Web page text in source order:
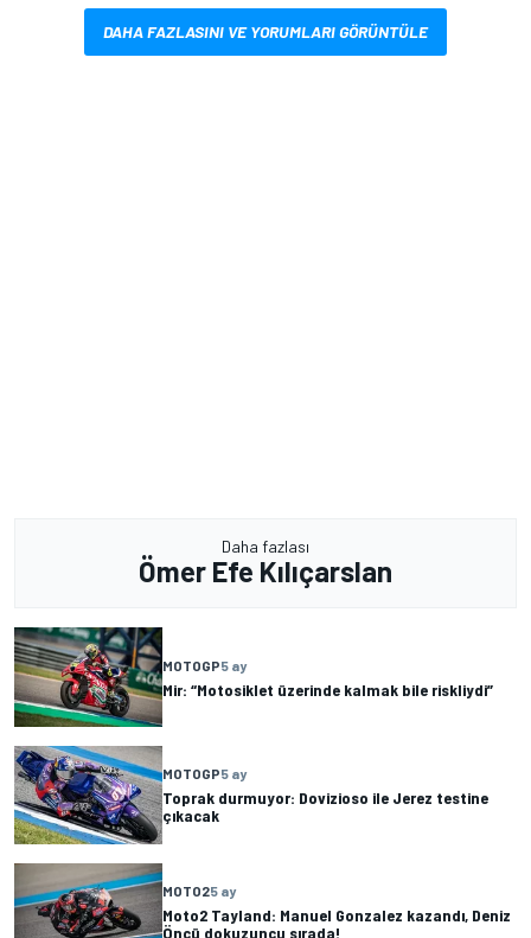
DAHA FAZLASINI VE YORUMLARI GÖRÜNTÜLE
Daha fazlası
Ömer Efe Kılıçarslan
MOTOGP5 ay
Mir: “Motosiklet üzerinde kalmak bile riskliydi”
MOTOGP5 ay
Toprak durmuyor: Dovizioso ile Jerez testine
çıkacak
MOTO25 ay
Moto2 Tayland: Manuel Gonzalez kazandı, Deniz
Öncü dokuzuncu sırada!